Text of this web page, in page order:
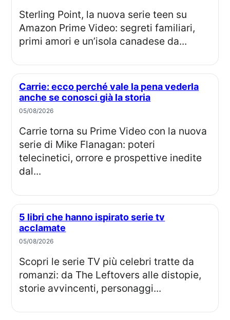
Sterling Point, la nuova serie teen su
Amazon Prime Video: segreti familiari,
primi amori e un’isola canadese da...
Carrie: ecco perché vale la pena vederla
anche se conosci già la storia
05/08/2026
Carrie torna su Prime Video con la nuova
serie di Mike Flanagan: poteri
telecinetici, orrore e prospettive inedite
dal...
5 libri che hanno ispirato serie tv
acclamate
05/08/2026
Scopri le serie TV più celebri tratte da
romanzi: da The Leftovers alle distopie,
storie avvincenti, personaggi...